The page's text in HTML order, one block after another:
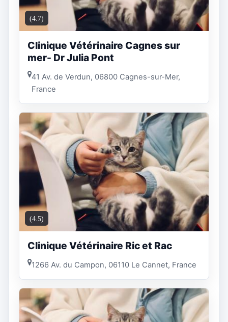
(4.7)
Clinique Vétérinaire Cagnes sur
mer- Dr Julia Pont
41 Av. de Verdun, 06800 Cagnes-sur-Mer,
France
(4.5)
Clinique Vétérinaire Ric et Rac
1266 Av. du Campon, 06110 Le Cannet, France